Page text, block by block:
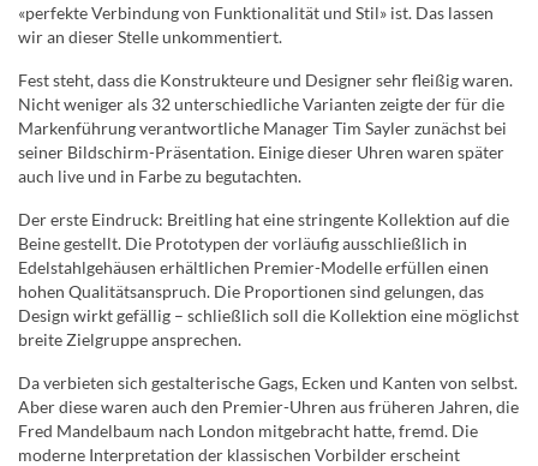
«perfekte Verbindung von Funktionalität und Stil» ist. Das lassen
wir an dieser Stelle unkommentiert.
Fest steht, dass die Konstrukteure und Designer sehr fleißig waren.
Nicht weniger als 32 unterschiedliche Varianten zeigte der für die
Markenführung verantwortliche Manager Tim Sayler zunächst bei
seiner Bildschirm-Präsentation. Einige dieser Uhren waren später
auch live und in Farbe zu begutachten.
Der erste Eindruck: Breitling hat eine stringente Kollektion auf die
Beine gestellt. Die Prototypen der vorläufig ausschließlich in
Edelstahlgehäusen erhältlichen Premier-Modelle erfüllen einen
hohen Qualitätsanspruch. Die Proportionen sind gelungen, das
Design wirkt gefällig – schließlich soll die Kollektion eine möglichst
breite Zielgruppe ansprechen.
Da verbieten sich gestalterische Gags, Ecken und Kanten von selbst.
Aber diese waren auch den Premier-Uhren aus früheren Jahren, die
Fred Mandelbaum nach London mitgebracht hatte, fremd. Die
moderne Interpretation der klassischen Vorbilder erscheint